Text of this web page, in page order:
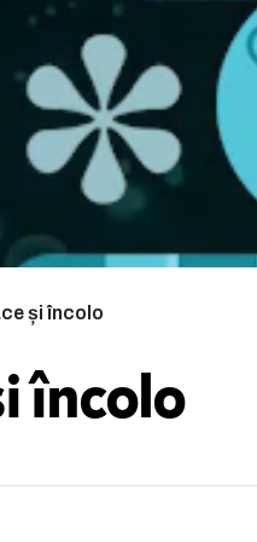
și încolo
încolo